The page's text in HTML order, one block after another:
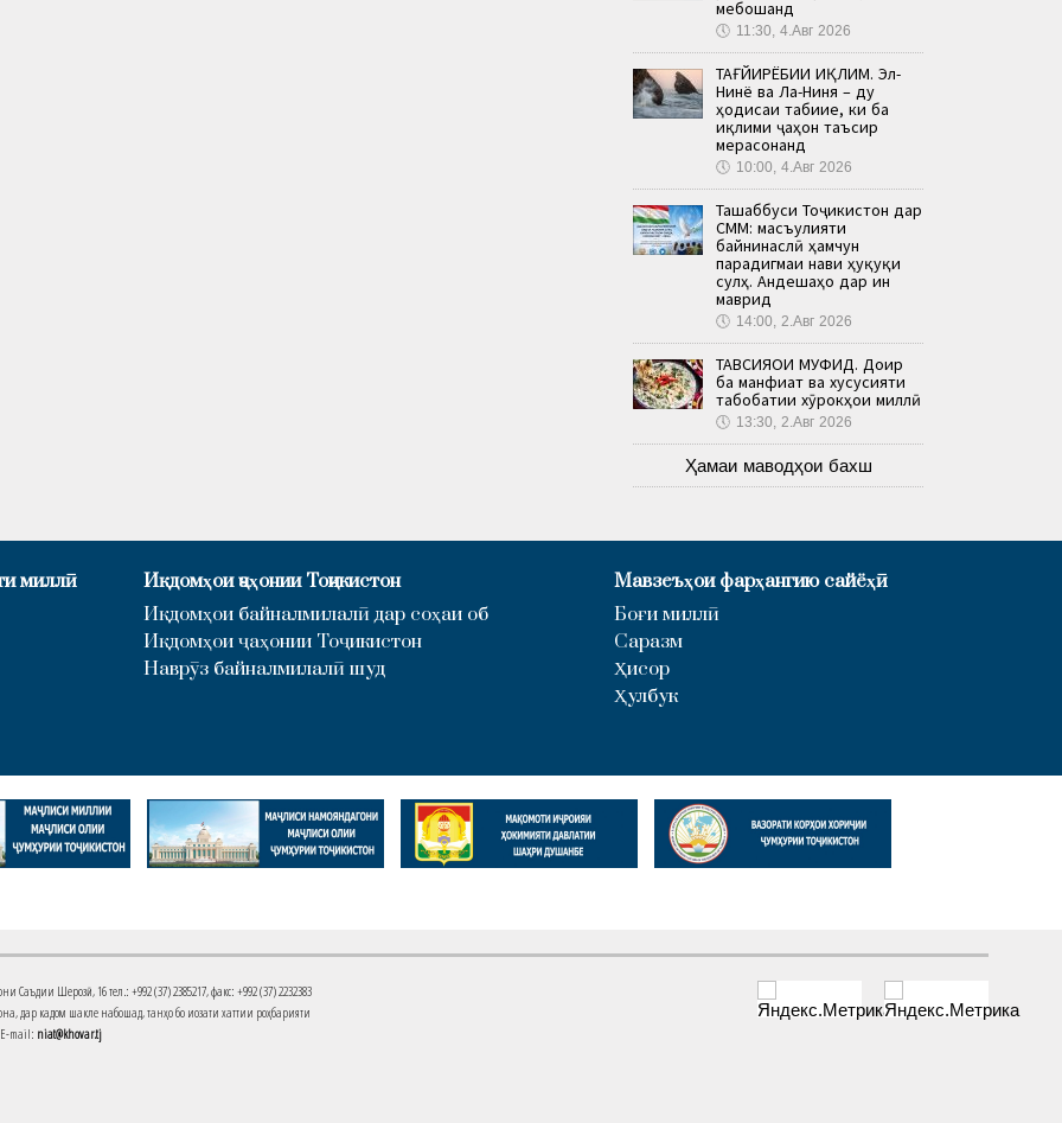
мебошанд
🕔 11:30, 4.Авг 2026
ТАҒЙИРЁБИИ ИҚЛИМ. Эл-
Нинё ва Ла-Ниня – ду
ҳодисаи табиие, ки ба
иқлими ҷаҳон таъсир
мерасонанд
🕔 10:00, 4.Авг 2026
Ташаббуси Тоҷикистон дар
СММ: масъулияти
байнинаслӣ ҳамчун
парадигмаи нави ҳуқуқи
сулҳ. Андешаҳо дар ин
маврид
🕔 14:00, 2.Авг 2026
ТАВСИЯҲОИ МУФИД. Доир
ба манфиат ва хусусияти
табобатии хӯрокҳои миллӣ
🕔 13:30, 2.Авг 2026
Ҳамаи маводҳои бахш
миллӣ
Иқдомҳои ҷаҳонии Тоҷикистон
Иқдомҳои байналмилалӣ дар соҳаи об
Иқдомҳои ҷаҳонии Тоҷикистон
Наврӯз байналмилалӣ шуд
Мавзеъҳои фарҳангию сайёҳӣ
Боғи миллӣ
Саразм
Ҳисор
Ҳулбук
Шерозӣ, 16 тел.: +992 (37) 2385217, факс: +992 (37) 2232383
дар кадом шакле набошад, танҳо бо иҷозати хаттии роҳбарияти
mail: niat@khovar.tj